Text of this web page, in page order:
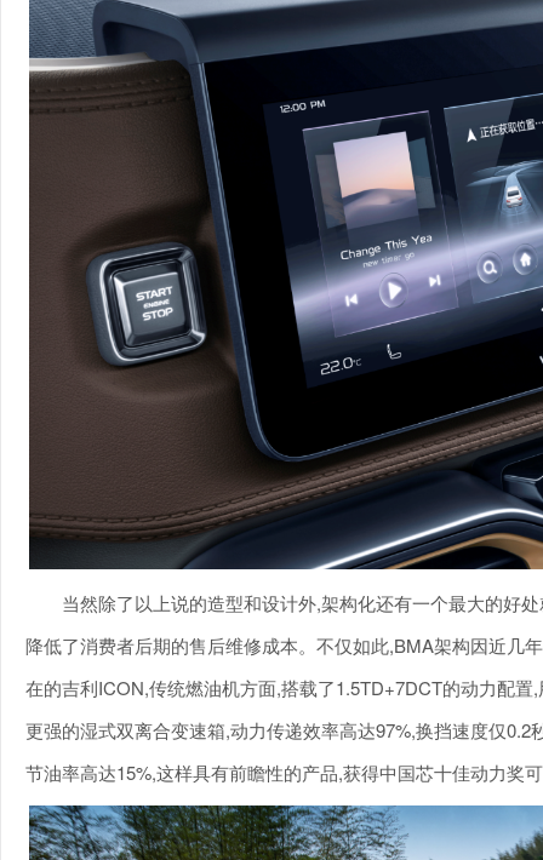
当然除了以上说的造型和设计外,架构化还有一个最大的好
降低了消费者后期的售后维修成本。不仅如此,BMA架构因近几
在的吉利ICON,传统燃油机方面,搭载了1.5TD+7DCT的动力配
更强的湿式双离合变速箱,动力传递效率高达97%,换挡速度仅
节油率高达15%,这样具有前瞻性的产品,获得中国芯十佳动力奖